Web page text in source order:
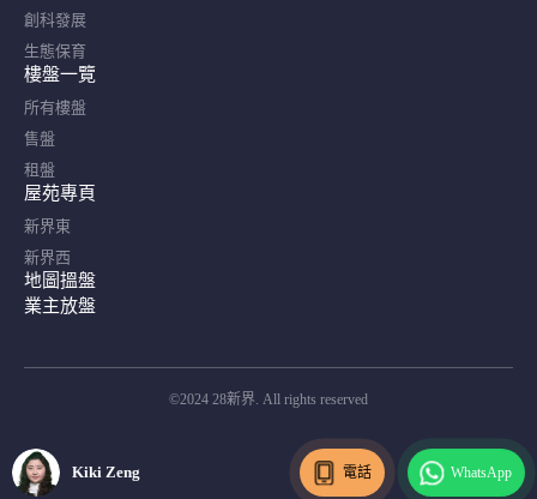
創科發展
生態保育
樓盤一覽
所有樓盤
售盤
租盤
屋苑專頁
新界東
新界西
地圖搵盤
業主放盤
©2024 28新界. All rights reserved
Kiki Zeng
Kiki Zeng 電話 WhatsApp